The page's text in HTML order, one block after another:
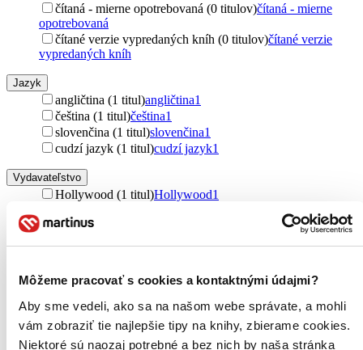
Môžeme pracovať s cookies a kontaktnými údajmi?
Aby sme vedeli, ako sa na našom webe správate, a mohli
vám zobraziť tie najlepšie tipy na knihy, zbierame cookies.
Niektoré sú naozaj potrebné a bez nich by naša stránka
čítaná - mierne opotrebovaná (0 titulov)čítaná - mierne
opotrebovaná
čítané verzie vypredaných kníh (0 titulov)čítané verzie
vypredaných kníh
Jazyk
angličtina (1 titul)angličtina1
čeština (1 titul)čeština1
slovenčina (1 titul)slovenčina1
cudzí jazyk (1 titul)cudzí jazyk1
Vydavateľstvo
Hollywood (1 titul)Hollywood1
Zúžiť výber
Bestsellery